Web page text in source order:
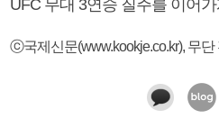
UFC 무대 3연승 질주를 이어
ⓒ국제신문(www.kookje.co.kr), 무단